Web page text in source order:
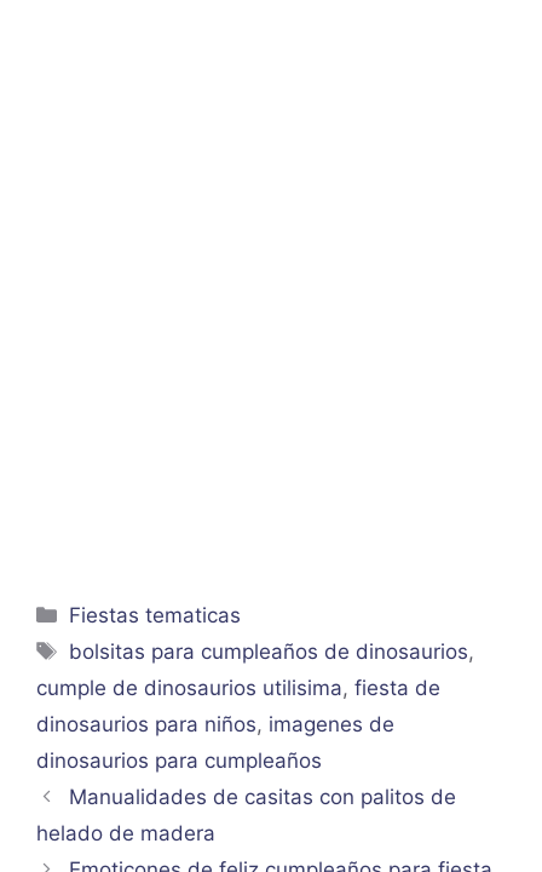
Categorías
Fiestas tematicas
Etiquetas
bolsitas para cumpleaños de dinosaurios,
cumple de dinosaurios utilisima, fiesta de
dinosaurios para niños, imagenes de
dinosaurios para cumpleaños
Manualidades de casitas con palitos de
helado de madera